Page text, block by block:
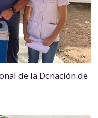
de la Donación de